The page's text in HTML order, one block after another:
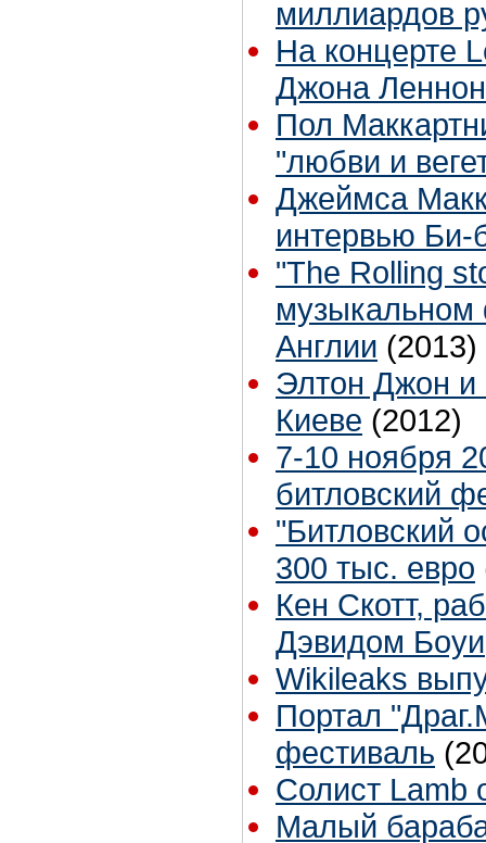
миллиардов
На концерте
Джона
Пол
"любви и
Джеймса
интервью Би-
"The Rolling
музыкальном
Англии (2013)
Элтон Джон и
Киеве (2012)
7-10 ноября
битловский
"Битловский
300 тыс. евро
Кен Скотт,
Дэвидом
Wikileaks
Портал
фестиваль
Солист Lamb
Малый